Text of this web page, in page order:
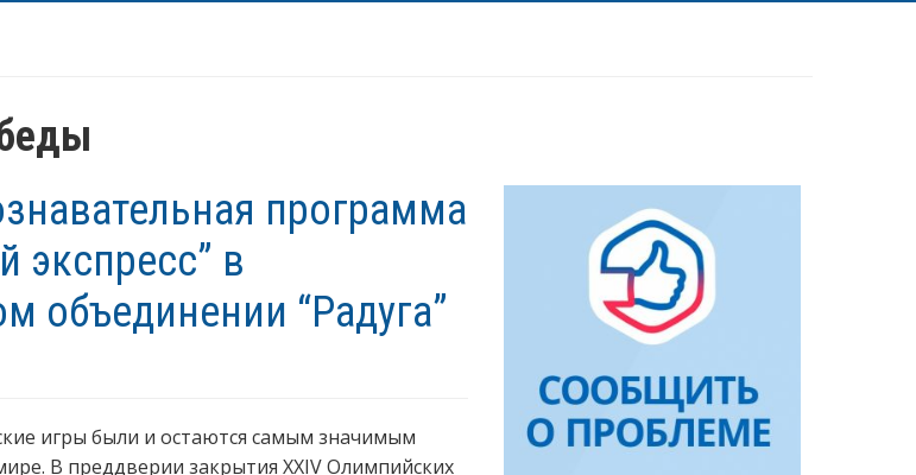
программа
экспресс” в
объединении “Радуга”
игры были и остаются самым значимым
В преддверии закрытия XXIV Олимпийских